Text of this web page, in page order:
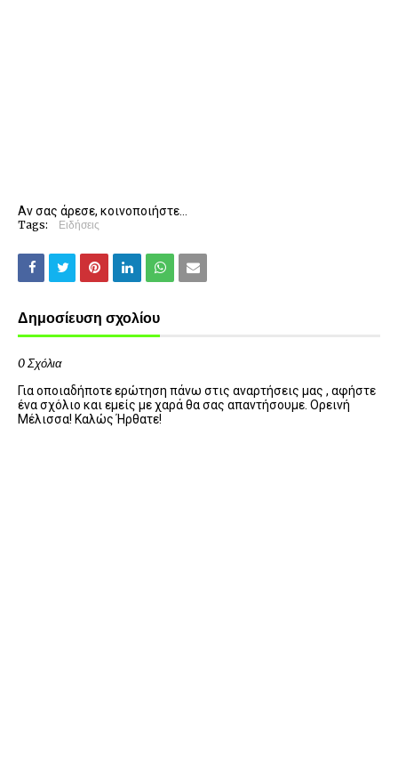
Αν σας άρεσε, κοινοποιήστε...
Tags: Ειδήσεις
Δημοσίευση σχολίου
0 Σχόλια
Για οποιαδήποτε ερώτηση πάνω στις αναρτήσεις μας , αφήστε
ένα σχόλιο και εμείς με χαρά θα σας απαντήσουμε. Ορεινή
Μέλισσα! Καλώς Ήρθατε!